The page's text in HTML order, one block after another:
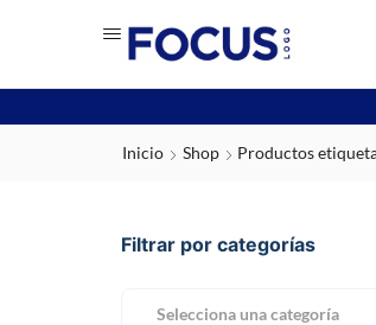
Inicio Shop Productos
Filtrar por categorías
Selecciona una categoría